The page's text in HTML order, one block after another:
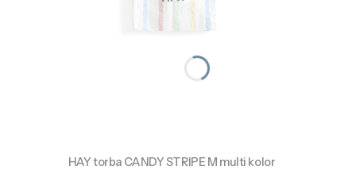
HAY torba CANDY STRIPE M multi kolor